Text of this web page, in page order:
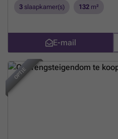
afwerking kunnen nog gewijzigd
project bedraagt ALL-IN: € 580.546
woning + 21% btw + aansluiting
### of ###Meer weten?
3 slaapkamer(s) 132 m²
E-mail
OPTIE